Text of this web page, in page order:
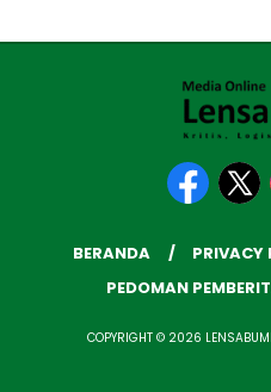
BERANDA PRIVACY
PEDOMAN
COPYRIGHT © 2026